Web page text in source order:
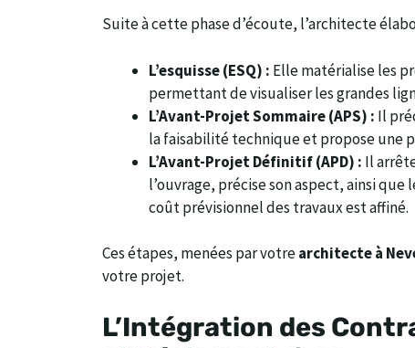
Suite à cette phase d’écoute, l’architecte
L’esquisse (ESQ) : Elle matérialise les
permettant de visualiser les grandes
L’Avant-Projet Sommaire (APS) : Il
la faisabilité technique et propose une
L’Avant-Projet Définitif (APD) : Il
l’ouvrage, précise son aspect, ainsi
coût prévisionnel des travaux est affiné.
Ces étapes, menées par votrearchitecte à
votre projet.
L’Intégration des